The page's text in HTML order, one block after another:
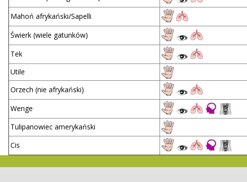
Mahoń afrykański/Sapelli
Świerk (wiele gatunków)
Tek
Utile
Orzech (nie afrykański)
Wenge
Tulipanowiec amerykański
Cis